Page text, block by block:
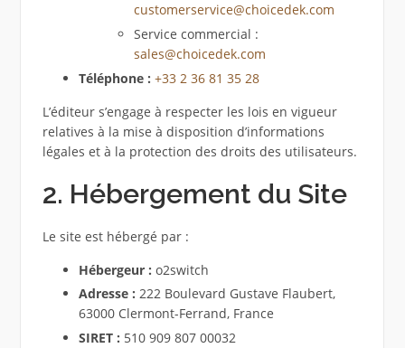
customerservice@choicedek.com
Service commercial :
sales@choicedek.com
Téléphone : +33 2 36 81 35 28
L’éditeur s’engage à respecter les lois en vigueur
relatives à la mise à disposition d’informations
légales et à la protection des droits des utilisateurs.
2. Hébergement du Site
Le site est hébergé par :
Hébergeur : o2switch
Adresse : 222 Boulevard Gustave Flaubert,
63000 Clermont-Ferrand, France
SIRET : 510 909 807 00032